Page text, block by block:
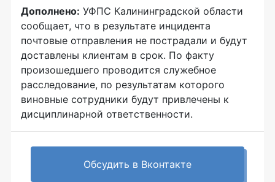
Дополнено: УФПС Калининградской области
сообщает, что в результате инцидента
почтовые отправления не пострадали и будут
доставлены клиентам в срок. По факту
произошедшего проводится служебное
расследование, по результатам которого
виновные сотрудники будут привлечены к
дисциплинарной ответственности.
Обсудить в Вконтакте